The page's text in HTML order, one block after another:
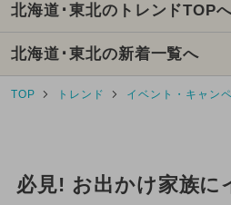
2024年8月のイベント
2025年5月のイベント
2026年2月のイベント
2024年6月のイベント
北海道･東北のトレンドTOP
北海道･東北の新着一覧へ
TOP トレンド イベント・キャン
必見! お出かけ家族に